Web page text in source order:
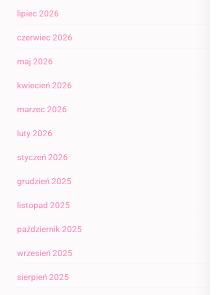
lipiec 2026
czerwiec 2026
maj 2026
kwiecień 2026
marzec 2026
luty 2026
styczeń 2026
grudzień 2025
listopad 2025
październik 2025
wrzesień 2025
sierpień 2025